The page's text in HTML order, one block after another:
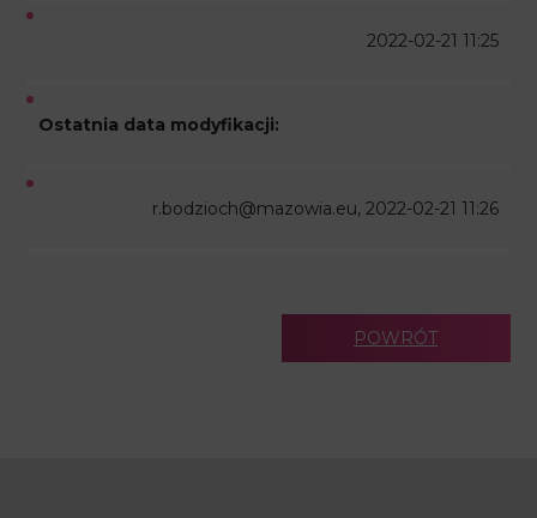
2022-02-21 11:25
Ostatnia data modyfikacji:
r.bodzioch@mazowia.eu, 2022-02-21 11:26
POWRÓT